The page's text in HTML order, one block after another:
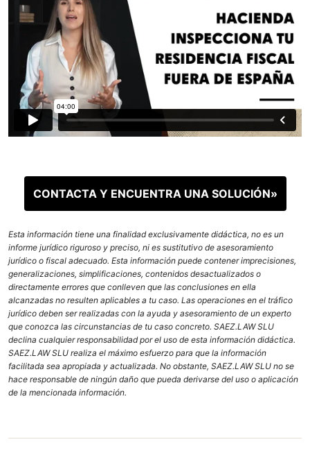
CONTACTA Y ENCUENTRA UNA SOLUCIÓN»
Esta información tiene una finalidad exclusivamente didáctica, no es un
informe jurídico riguroso y preciso, ni es sustitutivo de asesoramiento
jurídico o fiscal adecuado. Esta información puede contener imprecisiones,
generalizaciones, simplificaciones, contenidos desactualizados o
directamente errores que conlleven que las conclusiones en ella
alcanzadas no resulten aplicables a tu caso. Las operaciones en el tráfico
jurídico deben ser realizadas con la ayuda y asesoramiento de un experto
que conozca las circunstancias de tu caso concreto. SAEZ.LAW SLU
declina cualquier responsabilidad por el uso de esta información didáctica.
SAEZ.LAW SLU realiza el máximo esfuerzo para que la información
facilitada sea apropiada y actualizada. No obstante, SAEZ.LAW SLU no se
hace responsable de ningún daño que pueda derivarse del uso o aplicación
de la mencionada información.